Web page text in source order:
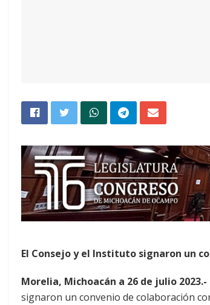
El Consejo y el Instituto signaron un
Morelia, Michoacán a 26 de julio 2023.-
signaron un convenio de colaboración